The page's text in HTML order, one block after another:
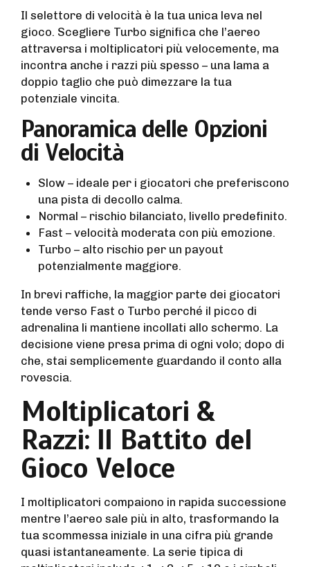
Il selettore di velocità è la tua unica leva nel
gioco. Scegliere Turbo significa che l’aereo
attraversa i moltiplicatori più velocemente, ma
incontra anche i razzi più spesso – una lama a
doppio taglio che può dimezzare la tua
potenziale vincita.
Panoramica delle Opzioni
di Velocità
Slow – ideale per i giocatori che preferiscono
una pista di decollo calma.
Normal – rischio bilanciato, livello predefinito.
Fast – velocità moderata con più emozione.
Turbo – alto rischio per un payout
potenzialmente maggiore.
In brevi raffiche, la maggior parte dei giocatori
tende verso Fast o Turbo perché il picco di
adrenalina li mantiene incollati allo schermo. La
decisione viene presa prima di ogni volo; dopo di
che, stai semplicemente guardando il conto alla
rovescia.
Moltiplicatori &
Razzi: Il Battito del
Gioco Veloce
I moltiplicatori compaiono in rapida successione
mentre l’aereo sale più in alto, trasformando la
tua scommessa iniziale in una cifra più grande
quasi istantaneamente. La serie tipica di